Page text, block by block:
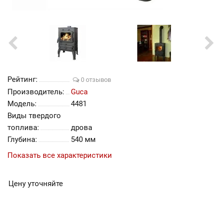
Рейтинг: 0 отзывов
Производитель:
Guca
Модель:
4481
Виды твердого
топлива:
дрова
Глубина:
540 мм
Показать все характеристики
Цену уточняйте